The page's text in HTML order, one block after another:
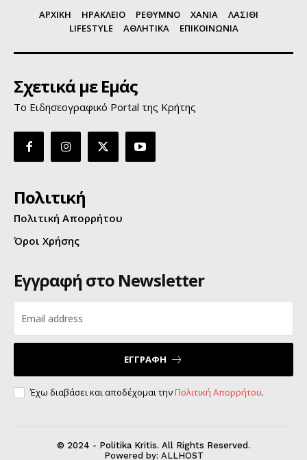
ΑΡΧΙΚΗ ΗΡΑΚΛΕΙΟ ΡΕΘΥΜΝΟ ΧΑΝΙΑ
ΛΑΣΙΘΙ
LIFESTYLE
ΑΘΛΗΤΙΚΑ ΕΠΙΚΟΙΝΩΝΙΑ
Σχετικά με Εμάς
Το Ειδησεογραφικό Portal της Κρήτης
Πολιτική
Πολιτική Απορρήτου
Όροι Χρήσης
Εγγραφή στο Newsletter
ΕΓΓΡΑΦΗ
Έχω διαβάσει και αποδέχομαι τηνΠολιτική Απορρήτου.
© 2024 - Politika Kritis. All Rights Reserved.
Powered by: ALLHOST